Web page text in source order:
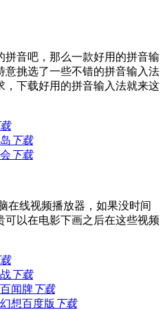
音吧，那么一款好用的拼音输
意挑选了一些不错的拼音输入法
，下载好用的拼音输入法就来这
下载
下载
在线视频播放器，如果没时间
以在电影下画之后在这些视频
下载
闻牌下载
想百度版 下载